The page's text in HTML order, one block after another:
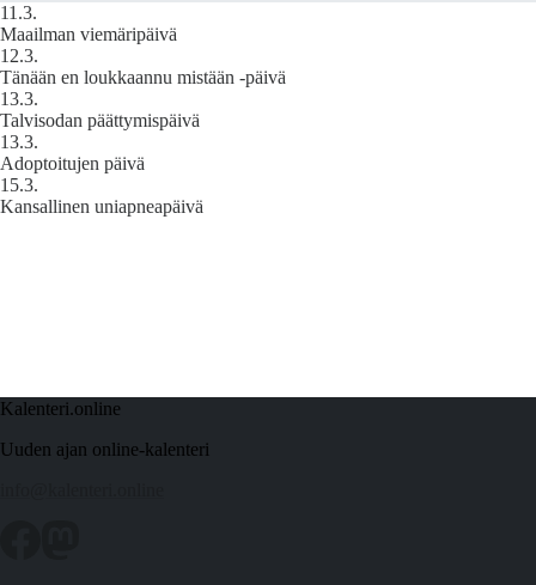
11.3.
Maailman viemäripäivä
12.3.
Tänään en loukkaannu mistään -päivä
13.3.
Talvisodan päättymispäivä
13.3.
Adoptoitujen päivä
15.3.
Kansallinen uniapneapäivä
Kalenteri.online
Uuden ajan online-kalenteri